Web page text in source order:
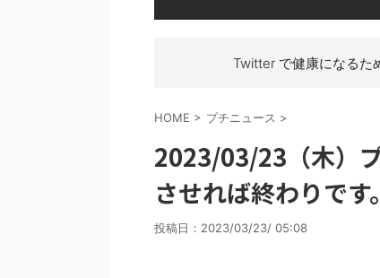
Twitter で健康になるた
HOME > プチニュース >
2023/03/23（木）
させれば終わりです
投稿日： 2023/03/23/ 05:08